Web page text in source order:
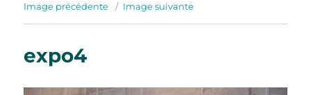
Image précédente Image suivante
expo4